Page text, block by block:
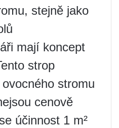
stejně jako
mají koncept
strop
stromu
cenově
účinnost 1 m²